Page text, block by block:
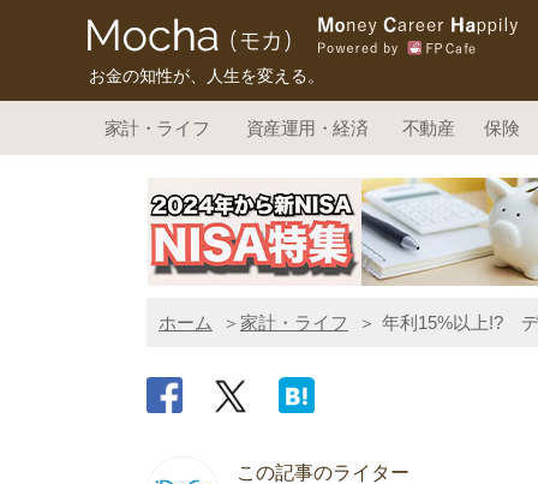
お金の知性が、人生を変える。
家計・ライフ 資産運用・経済 不動産 保険
ホーム 家計・ライフ 年利15%以上!? デ
この記事のライター